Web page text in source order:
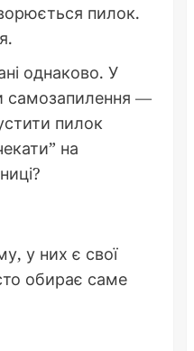
пилок.
однаково. У
самозапилення —
пилок
на
у них є свої
обирає саме